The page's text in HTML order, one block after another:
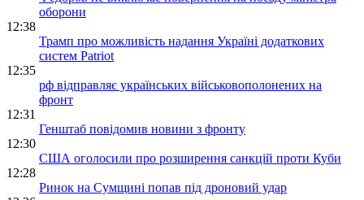
оборони
12:38
Трамп про можливість надання Україні додаткових
систем Patriot
12:35
рф відправляє українських військовополонених на
фронт
12:31
Генштаб повідомив новини з фронту
12:30
США оголосили про розширення санкцій проти Куби
12:28
Ринок на Сумщині попав під дроновий удар